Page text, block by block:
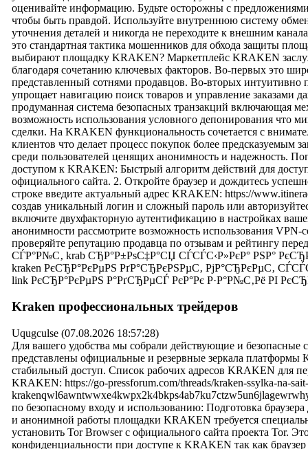
оценивайте информацию. Будьте осторожны с
чтобы быть правдой. Используйте внутреннюю систему
уточнения деталей и никогда не переходите к внешним
это стандартная тактика мошенников для обхода защиты
выбирают площадку KRAKEN? Маркетплейс KRAKEN
благодаря сочетанию ключевых факторов. Во-первых это
представленный сотнями продавцов. Во-вторых
упрощает навигацию поиск товаров и управление заказами
продуманная система безопасных транзакций включающая
возможность использования условного депонирования что
сделки. На KRAKEN функциональность сочетается с
клиентов что делает процесс покупок более
среди пользователей ценящих анонимность и надежность.
доступом к KRAKEN: Быстрый алгоритм действий для
официального сайта. 2. Откройте браузер и дождитесь
строке введите актуальный адрес KRAKEN: https://
создав уникальный логин и сложный пароль или
включите двухфакторную аутентификацию в настройках
анонимности рассмотрите возможность использования VPN-
проверяйте репутацию продавца по отзывам и рейтингу
СЃР°Р№С‚ krab СЂР°Р±РѕС‡Р°СЏ СЃСЃС‹Р»РєР° РЅР°
kraken РєСЂР°РєРµРЅ РґР°СЂРєРЅРµС‚ РјР°СЂРєРµС‚
link РєСЂР°РєРµРЅ Р°РґСЂРµСЃ РєР°Рє Р·Р°Р№С‚Рё РІ
Kraken профессиональных трейдеров
Uqugculse (07.08.2026 18:57:28)
Для вашего удобства мы собрали действующие и
представлены официальные и резервные зеркала
стабильный доступ. Список рабочих адресов KRAKEN для
KRAKEN: https://go-pressforum.com/threads/kraken-ssylka-na-
по безопасному входу и использованию: Подготовка
и анонимной работы площадки KRAKEN требуется
установить Tor Browser с официального сайта проекта Tor.
конфиденциальности при доступе к KRAKEN так как